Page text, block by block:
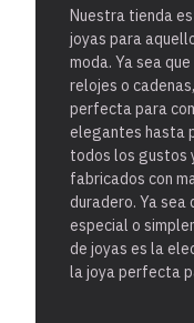
Nuestra tienda es
joyas para
moda. Ya sea
relojes o
perfecta para
elegantes hasta
todos los gustos
fabricados con
duradero. Ya sea
especial o
de joyas es la
la joya perfecta